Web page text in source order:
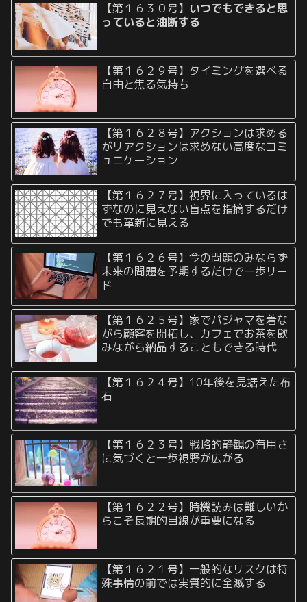
【第１６３０号】 いつでもできると思
っていると油断する
【第１６２９号】タイミングを選べる
自由と焦る気持ち
【第１６２８号】アクションは求める
がリアクションは求めない高度なコミ
ュニケーション
【第１６２７号】視界に入っているは
ずなのに見えない盲点を指摘するだけ
でも革新に見える
【第１６２６号】今の問題のみならず
未来の問題を予期するだけで一歩リー
ド
【第１６２５号】家でパジャマを着な
がら顧客を開拓し、カフェでお茶を飲
みながら納品することもできる時代
【第１６２４号】10年後を見据えた布
石
【第１６２３号】戦略的静観の有用さ
に気づくと一歩視野が広がる
【第１６２２号】時機読みは難しいか
らこそ長期的目線が重要になる
【第１６２１号】一般的なリスクは特
殊事情の前では実質的に全滅する